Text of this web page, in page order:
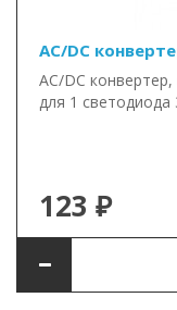
AC/DC
AC/DC
для 1 светодиода
123 ₽